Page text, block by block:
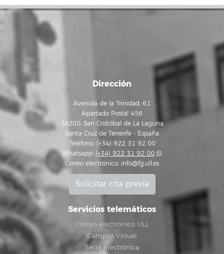
Dirección
Avenida de la Trinidad, 61
Apartado Postal 456
38200, San Cristóbal de La Laguna
Santa Cruz de Tenerife - España
Teléfono: (+34) 922 31 92 00
Whatsapp: (+34) 922 31 92 00
Correo electrónico: info@fg.ull.es
Solicitar cita previa
Servicios telemáticos
Correo electrónico ULL
Campus Virtual
Sede electrónica